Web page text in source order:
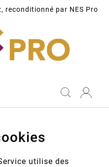
reconditionné par NES Pro
utilise des